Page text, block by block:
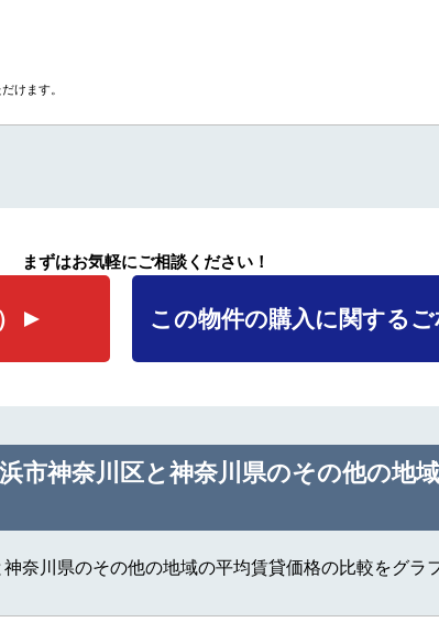
けます。
まずはお気軽にご相談ください！
この物件の購入に関するご
市神奈川区と神奈川県のその他の地
奈川県のその他の地域の平均賃貸価格の比較をグラ